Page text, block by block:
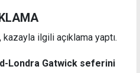
ilgili açıklama yaptı.
Londra Gatwick seferini